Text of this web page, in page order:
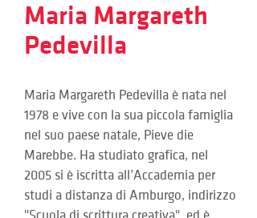
Maria Margareth
Pedevilla
Maria Margareth Pedevilla è nata nel
1978 e vive con la sua piccola famiglia
nel suo paese natale, Pieve die
Marebbe. Ha studiato grafica, nel
2005 si è iscritta all’Accademia per
studi a distanza di Amburgo, indirizzo